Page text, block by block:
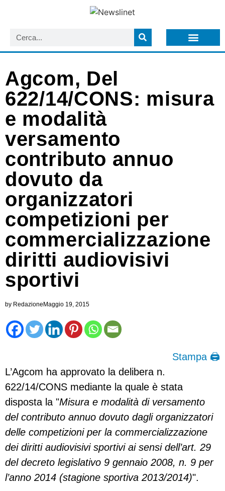
Agcom, Del
622/14/CONS: misura
e modalità
versamento
contributo annuo
dovuto da
organizzatori
competizioni per
commercializzazione
diritti audiovisivi
sportivi
by RedazioneMaggio 19, 2015
Stampa 🖨
L’Agcom ha approvato la delibera n.
622/14/CONS mediante la quale è stata
disposta la "Misura e modalità di versamento
del contributo annuo dovuto dagli organizzatori
delle competizioni per la commercializzazione
dei diritti audiovisivi sportivi ai sensi dell’art. 29
del decreto legislativo 9 gennaio 2008, n. 9 per
l’anno 2014 (stagione sportiva 2013/2014)".